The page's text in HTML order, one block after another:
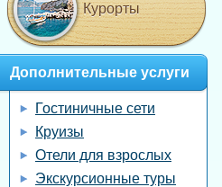
Курорты
Дополнительные услуги
Гостиничные сети
Круизы
Отели для взрослых
Экскурсионные туры